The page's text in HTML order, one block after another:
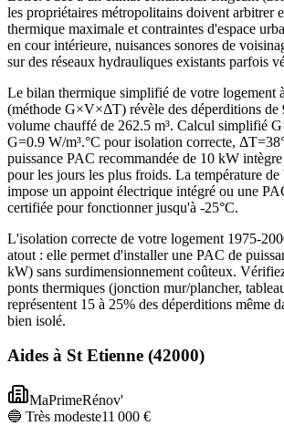
les propriétaires métropolitains doivent arbitrer
thermique maximale et contraintes d'espace
en cour intérieure, nuisances sonores de
sur des réseaux hydrauliques existants parfois
Le bilan thermique simplifié de votre logement
(méthode G×V×ΔT) révèle des déperditions de
volume chauffé de 262.5 m³. Calcul simplifié
G=0.9 W/m³.°C pour isolation correcte,
puissance PAC recommandée de 10 kW
pour les jours les plus froids. La température de
impose un appoint électrique intégré ou une
certifiée pour fonctionner jusqu'à -25°C.
L'isolation correcte de votre logement 1975-
atout : elle permet d'installer une PAC de
kW) sans surdimensionnement coûteux.
ponts thermiques (jonction mur/plancher,
représentent 15 à 25% des déperditions même
bien isolé.
Aides à St Etienne (42000)
MaPrimeRénov'
🔵 Très modeste11 000 €